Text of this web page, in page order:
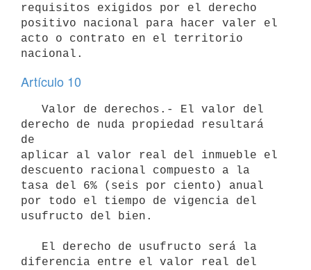
requisitos exigidos por el derecho
positivo nacional para hacer valer el
acto o contrato en el territorio
Artículo 10
derecho de nuda propiedad resultará
de
aplicar al valor real del inmueble el
descuento racional compuesto a la
tasa del 6% (seis por ciento) anual
por todo el tiempo de vigencia del
usufructo del bien.
diferencia entre el valor real del